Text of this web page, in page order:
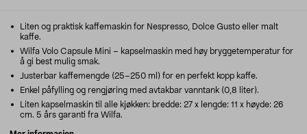
Liten og praktisk kaffemaskin for Nespresso, Dolce Gusto eller malt
kaffe.
Wilfa Volo Capsule Mini – kapselmaskin med høy bryggetemperatur for
å gi best mulig smak.
Justerbar kaffemengde (25–250 ml) for en perfekt kopp kaffe.
Enkel påfylling og rengjøring med avtakbar vanntank (0,8 liter).
Liten kapselmaskin til alle kjøkken: bredde: 27 x lengde: 11 x høyde: 26
cm. 5 års garanti fra Wilfa.